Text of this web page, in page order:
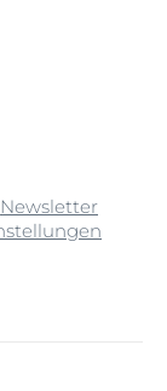
Newsletter